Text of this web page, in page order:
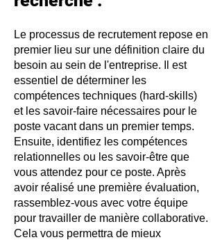
Le processus de recrutement repose en
premier lieu sur une définition claire du
besoin au sein de l'entreprise. Il est
essentiel de déterminer les
compétences techniques (hard-skills)
et les savoir-faire nécessaires pour le
poste vacant dans un premier temps.
Ensuite, identifiez les compétences
relationnelles ou les savoir-être que
vous attendez pour ce poste. Après
avoir réalisé une première évaluation,
rassemblez-vous avec votre équipe
pour travailler de manière collaborative.
Cela vous permettra de mieux